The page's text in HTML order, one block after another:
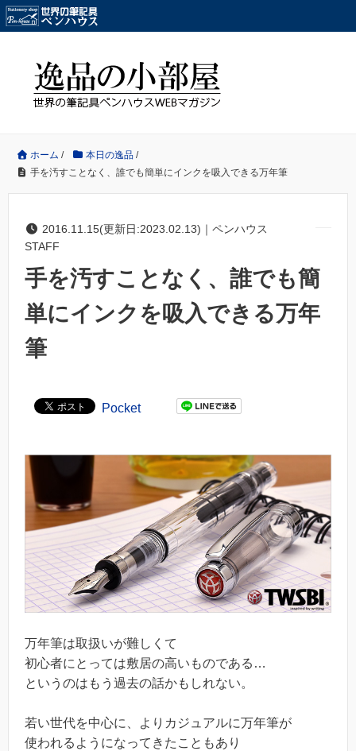
ホーム / 本日の逸品 /
手を汚すことなく、誰でも簡単にインクを吸入できる万年筆
2016.11.15(更新日:2023.02.13)｜ペンハウス
STAFF
手を汚すことなく、誰でも簡
単にインクを吸入できる万年
筆
Pocket
万年筆は取扱いが難しくて
初心者にとっては敷居の高いものである…
というのはもう過去の話かもしれない。
若い世代を中心に、よりカジュアルに万年筆が
使われるようになってきたこともあり